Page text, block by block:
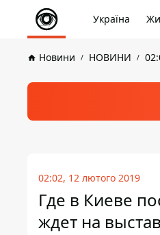
Україна
Новини НОВИНИ
02:02, 12 лютого 2019
Где в Киеве
ждет на